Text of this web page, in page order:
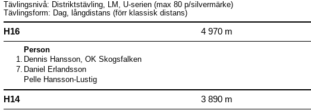
Tävlingsnivå: Distriktstävling, LM, U-serien (max 80 p/silvermärke)
Tävlingsform: Dag, långdistans (förr klassisk distans)
H16 4 970 m
Person
1. Dennis Hansson, OK Skogsfalken
7. Daniel Erlandsson
Pelle Hansson-Lustig
H14 3 890 m